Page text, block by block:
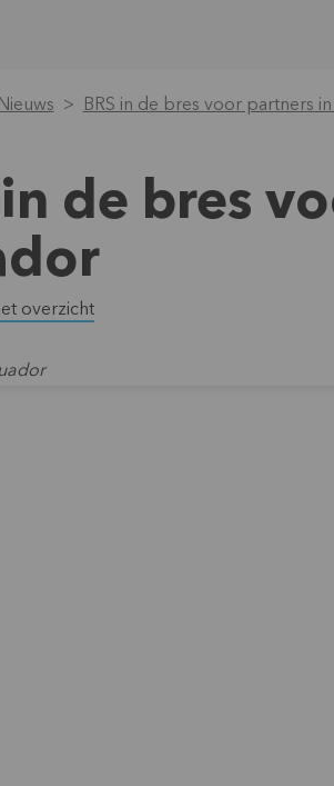
Nieuws BRS in de bres voor partners
in de bres
overzicht